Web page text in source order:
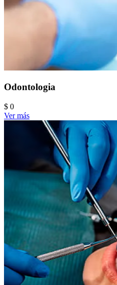
Odontologia
$ 0
Ver más